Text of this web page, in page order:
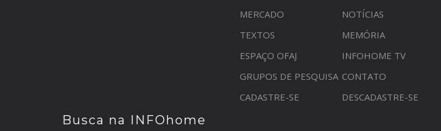
MERCADO
NOTÍCIAS
TEXTOS
MEMÓRIA
ESPAÇO OFAJ
INFOHOME TV
GRUPOS DE PESQUISA CONTATO
CADASTRE-SE
DESCADASTRE-SE
Busca na INFOhome